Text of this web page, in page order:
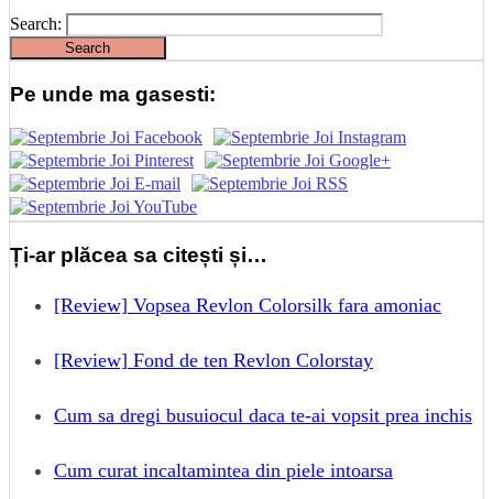
Search:
Pe unde ma gasesti:
Ți-ar plăcea sa citești și…
[Review] Vopsea Revlon Colorsilk fara amoniac
[Review] Fond de ten Revlon Colorstay
Cum sa dregi busuiocul daca te-ai vopsit prea inchis
Cum curat incaltamintea din piele intoarsa